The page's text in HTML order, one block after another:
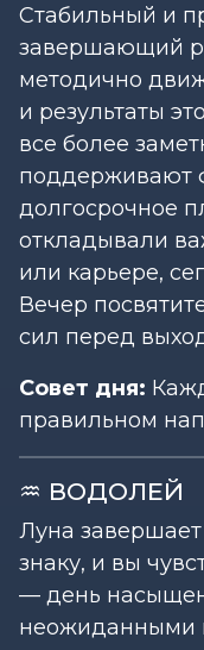
Стабильный и
завершающий
методично
и результаты
все более
поддерживают
долгосрочное
откладывали
или карьере,
Вечер
сил перед
Совет дня:
правильном
♒ ВОДОЛЕЙ
Луна
знаку, и вы
— день
неожиданными